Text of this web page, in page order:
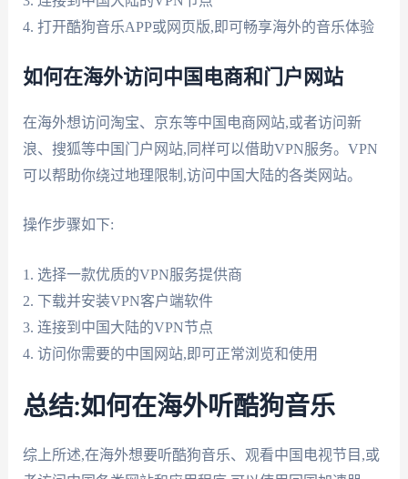
4. 打开酷狗音乐APP或网页版,即可畅享海外的音乐体验
如何在海外访问中国电商和门户网站
在海外想访问淘宝、京东等中国电商网站,或者访问新
浪、搜狐等中国门户网站,同样可以借助VPN服务。VPN
可以帮助你绕过地理限制,访问中国大陆的各类网站。
操作步骤如下:
1. 选择一款优质的VPN服务提供商
2. 下载并安装VPN客户端软件
3. 连接到中国大陆的VPN节点
4. 访问你需要的中国网站,即可正常浏览和使用
总结:如何在海外听酷狗音乐
综上所述,在海外想要听酷狗音乐、观看中国电视节目,或